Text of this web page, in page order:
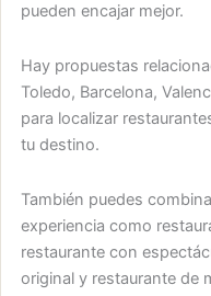
pueden encajar mejor.
Hay propuestas
Toledo, Barcelona,
para localizar
tu destino.
También puedes
experiencia como
restaurante con
original y restaurante de